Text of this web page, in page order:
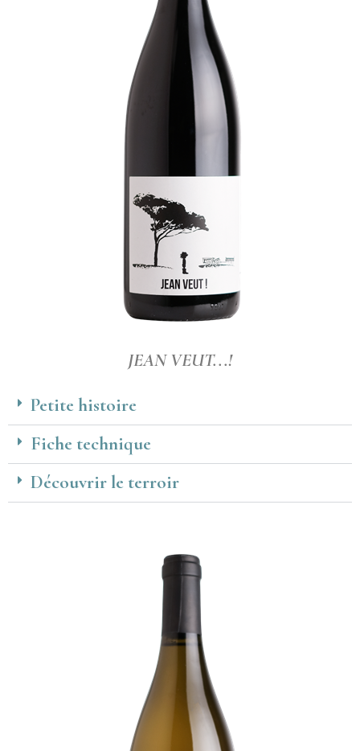
JEAN VEUT...!
Petite histoire
Fiche technique
Découvrir le terroir